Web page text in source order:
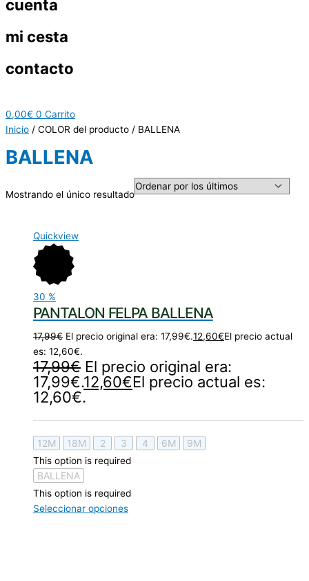
cuenta
mi cesta
contacto
0,00€ 0 Carrito
Inicio / COLOR del producto / BALLENA
BALLENA
Mostrando el único resultado
Quickview
30 %
PANTALON FELPA BALLENA
17,99€ El precio original era: 17,99€.12,60€El precio actual
es: 12,60€.
17,99€ El precio original era:
17,99€.12,60€El precio actual es:
12,60€.
12M 18M 2 3 4 6M 9M
This option is required
BALLENA
This option is required
Seleccionar opciones